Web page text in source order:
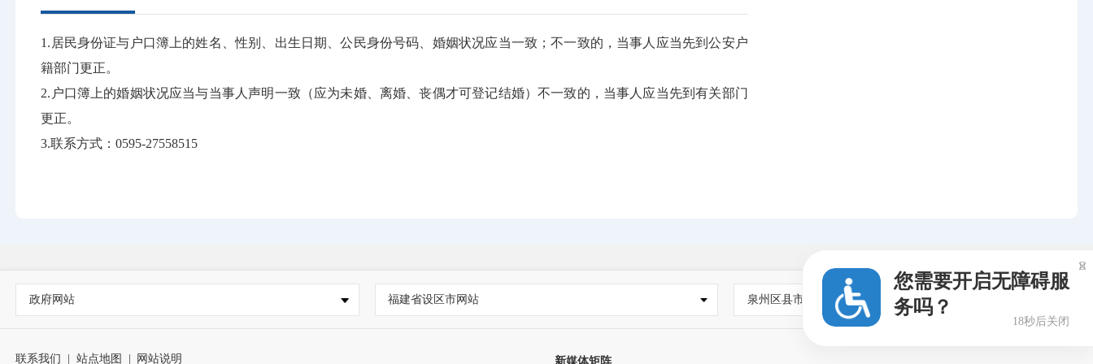
1.居民身份证与户口簿上的姓名、性别、出生日期、公民身份号码、婚姻状况应当一致；不一致的，当事人应当先到公安户
籍部门更正。
2.户口簿上的婚姻状况应当与当事人声明一致（应为未婚、离婚、丧偶才可登记结婚）不一致的，当事人应当先到有关部门
更正。
3.联系方式：0595-27558515
政府网站 福建省设区市网站 泉州区县市
联系我们 站点地图 网站说明 新媒体矩阵
您需要开启无障碍服
务吗？
18秒后关闭
